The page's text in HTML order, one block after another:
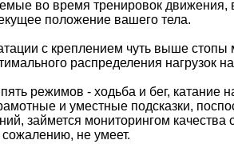
во время тренировок движения,
положение вашего тела.
с креплением чуть выше
распределения нагрузок
режимов - ходьба и бег, катание
и уместные подсказки,
займется мониторингом
не умеет.